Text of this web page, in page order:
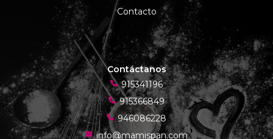
Contacto
Contáctanos
915341196
915366849
946086228
info@mamispan.com